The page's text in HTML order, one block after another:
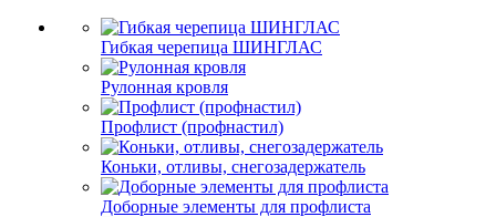
Гибкая черепица ШИНГЛАС
Рулонная кровля
Профлист (профнастил)
Коньки, отливы, снегозадержатель
Доборные элементы для профлиста